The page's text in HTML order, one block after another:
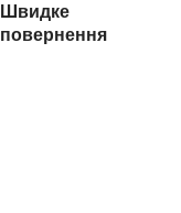
Швидке
повернення